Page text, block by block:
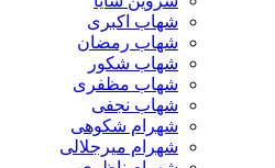
شهاب اکبری
شهاب رمضان
شهاب شکور
شهاب مظفری
شهاب نجفی
شهرام شکوهی
شهرام میرجلالی